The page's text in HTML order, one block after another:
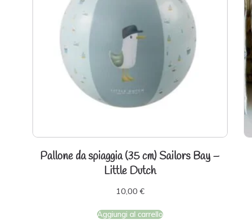
Pallone da spiaggia (35 cm) Sailors Bay –
Little Dutch
10,00 €
Aggiungi al carrello